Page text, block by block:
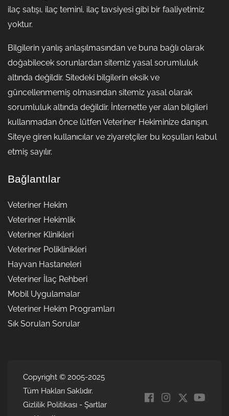
ilaç satışı, ilaç temini, ilaç tavsiyesi gibi bir faaliyetimiz
yoktur.
Bilgilerin yanlış anlaşılmasından ve buna bağlı olarak
doğabilecek sorunlardan sitemiz yasal sorumluluk
altında değildir. Sitedeki bilgilerin eksik ve
güncellenmemiş olmasından sitemiz yasal olarak
sorumluluk altında değildir. İnternette yer alan bilgileri
kullanmadan önce lütfen Veteriner Hekiminize danışın.
Siteye giren kullanıcılar ve ziyaretçiler bu koşulları kabul
etmiş sayılır.
Bağlantılar
Veteriner Hekim
Veteriner Hekimlik
Veteriner Klinikleri
Veteriner Poliklinikleri
Hayvan Hastaneleri
Veteriner İlaç Rehberi
Mobil Uygulamalar
Veteriner Hekim Programları
Sık Sorulan Sorular
Copyright © 2005-2025
Tüm Hakları Saklıdır.
Gizlilik Politikası - Şartlar